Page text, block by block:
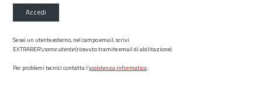
Accedi
Se sei un utente esterno, nel campo email, scrivi
EXTRARER\nome utente(ricevuto tramite email di abilitazione)
Per problemi tecnici contatta l’assistenza informatica.